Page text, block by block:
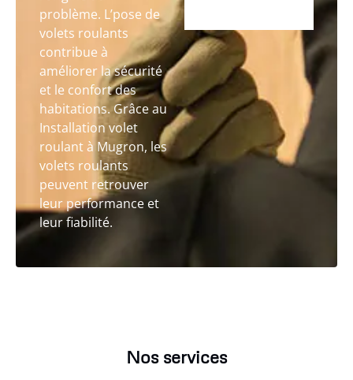
problème. L’pose de
volets roulants
contribue à
améliorer la sécurité
et le confort des
habitations. Grâce au
Installation volet
roulant à Mugron, les
volets roulants
peuvent retrouver
leur performance et
leur fiabilité.
Nos services